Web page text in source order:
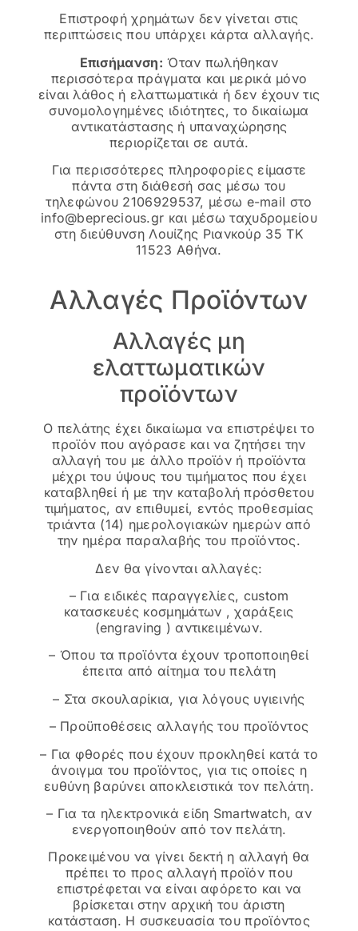
Επιστροφή χρημάτων δεν γίνεται στις
περιπτώσεις που υπάρχει κάρτα αλλαγής.
Επισήμανση: Όταν πωλήθηκαν
περισσότερα πράγματα και μερικά μόνο
είναι λάθος ή ελαττωματικά ή δεν έχουν τις
συνομολογημένες ιδιότητες, το δικαίωμα
αντικατάστασης ή υπαναχώρησης
περιορίζεται σε αυτά.
Για περισσότερες πληροφορίες είμαστε
πάντα στη διάθεσή σας μέσω του
τηλεφώνου 2106929537, μέσω e-mail στο
info@beprecious.gr και μέσω ταχυδρομείου
στη διεύθυνση Λουίζης Ριανκούρ 35 ΤΚ
11523 Αθήνα.
Αλλαγές Προϊόντων
Αλλαγές μη
ελαττωματικών
προϊόντων
Ο πελάτης έχει δικαίωμα να επιστρέψει το
προϊόν που αγόρασε και να ζητήσει την
αλλαγή του με άλλο προϊόν ή προϊόντα
μέχρι του ύψους του τιμήματος που έχει
καταβληθεί ή με την καταβολή πρόσθετου
τιμήματος, αν επιθυμεί, εντός προθεσμίας
τριάντα (14) ημερολογιακών ημερών από
την ημέρα παραλαβής του προϊόντος.
Δεν θα γίνονται αλλαγές:
– Για ειδικές παραγγελίες, custom
κατασκευές κοσμημάτων , χαράξεις
(engraving ) αντικειμένων.
– Όπου τα προϊόντα έχουν τροποποιηθεί
έπειτα από αίτημα του πελάτη
– Στα σκουλαρίκια, για λόγους υγιεινής
– Προϋποθέσεις αλλαγής του προϊόντος
– Για φθορές που έχουν προκληθεί κατά το
άνοιγμα του προϊόντος, για τις οποίες η
ευθύνη βαρύνει αποκλειστικά τον πελάτη.
– Για τα ηλεκτρονικά είδη Smartwatch, αν
ενεργοποιηθούν από τον πελάτη.
Προκειμένου να γίνει δεκτή η αλλαγή θα
πρέπει το προς αλλαγή προϊόν που
επιστρέφεται να είναι αφόρετο και να
βρίσκεται στην αρχική του άριστη
κατάσταση. Η συσκευασία του προϊόντος